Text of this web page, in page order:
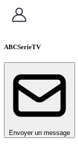
ABCSerieTV
Envoyer un message